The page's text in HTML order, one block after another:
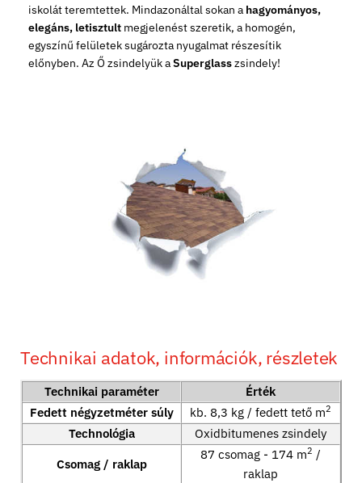
iskolát teremtettek. Mindazonáltal sokan a hagyományos,
elegáns, letisztult megjelenést szeretik, a homogén,
egyszínű felületek sugározta nyugalmat részesítik
előnyben. Az Ő zsindelyük aSuperglasszsindely!
Technikai adatok, információk, részletek
Technikai paraméter
Érték
Fedett négyzetméter súly
kb. 8,3 kg / fedett tető m2
Technológia
Oxidbitumenes zsindely
Csomag / raklap
87 csomag - 174 m2 /
raklap